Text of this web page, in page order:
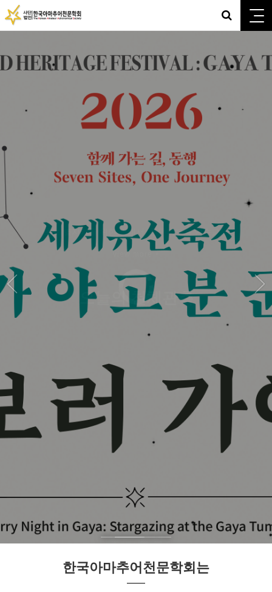
별 보러 가야로
2026년 8월 29~30일, 9월 4~6일
한국아마추어천문학회는